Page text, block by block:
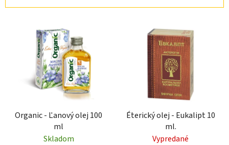
Organic - Ľanový olej 100
ml
Skladom
Éterický olej - Eukalipt 10
ml.
Vypredané